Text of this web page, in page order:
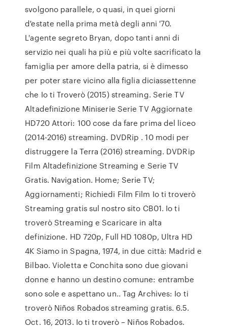
svolgono parallele, o quasi, in quei giorni
d'estate nella prima metà degli anni '70.
L'agente segreto Bryan, dopo tanti anni di
servizio nei quali ha più e più volte sacrificato la
famiglia per amore della patria, si è dimesso
per poter stare vicino alla figlia diciassettenne
che Io ti Troverò (2015) streaming. Serie TV
Altadefinizione Miniserie Serie TV Aggiornate
HD720 Attori: 100 cose da fare prima del liceo
(2014-2016) streaming. DVDRip . 10 modi per
distruggere la Terra (2016) streaming. DVDRip
Film Altadefinizione Streaming e Serie TV
Gratis. Navigation. Home; Serie TV;
Aggiornamenti; Richiedi Film Film Io ti troverò
Streaming gratis sul nostro sito CB01. Io ti
troverò Streaming e Scaricare in alta
definizione. HD 720p, Full HD 1080p, Ultra HD
4K Siamo in Spagna, 1974, in due città: Madrid e
Bilbao. Violetta e Conchita sono due giovani
donne e hanno un destino comune: entrambe
sono sole e aspettano un.. Tag Archives: Io ti
troverò Niños Robados streaming gratis. 6.5.
Oct. 16, 2013. Io ti troverò – Niños Robados.